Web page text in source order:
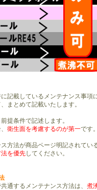
記載しているメンテナンス事項
まとめて記載いたします。
提条件で記述します。
衛生面を考慮するのが第一です。
方法が商品ページ明記されてい
を優先してください。
通するメンテナンス方法は、 煮